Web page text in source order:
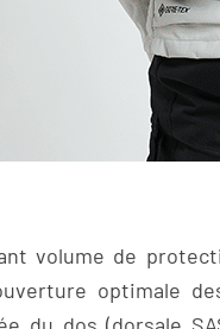
volume de
optimale